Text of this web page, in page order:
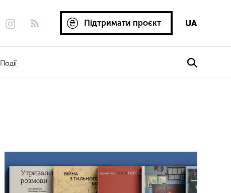
UA
Підтримати проєкт
Події